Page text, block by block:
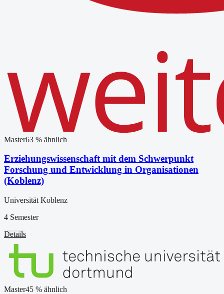
Master63 % ähnlich
Erziehungswissenschaft mit dem Schwerpunkt
Forschung und Entwicklung in Organisationen
(Koblenz)
Universität Koblenz
4 Semester
Details
Master45 % ähnlich